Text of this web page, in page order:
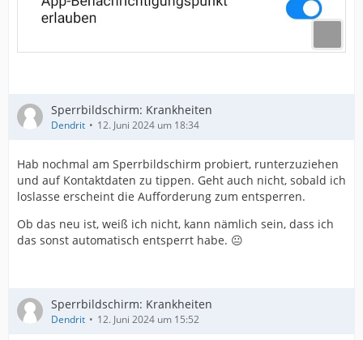
Sperrbildschirm: Krankheiten
Dendrit 12. Juni 2024 um 18:34
Hab nochmal am Sperrbildschirm probiert, runterzuziehen
und auf Kontaktdaten zu tippen. Geht auch nicht, sobald ich
loslasse erscheint die Aufforderung zum entsperren.
Ob das neu ist, weiß ich nicht, kann nämlich sein, dass ich
das sonst automatisch entsperrt habe. 😐
Sperrbildschirm: Krankheiten
Dendrit 12. Juni 2024 um 15:52